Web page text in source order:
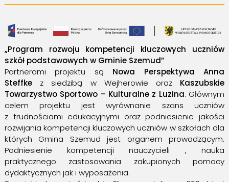
„Program rozwoju kompetencji kluczowych uczniów
szkół podstawowych w Gminie Szemud”
Partnerami projektu są Nowa Perspektywa Anna
Steffke z siedzibą w Wejherowie oraz Kaszubskie
Towarzystwo Sportowo – Kulturalne z Luzina. Głównym
celem projektu jest wyrównanie szans uczniów
z trudnościami edukacyjnymi oraz podniesienie jakości
rozwijania kompetencji kluczowych uczniów w szkołach dla
których Gmina Szemud jest organem prowadzącym.
Podniesienie kompetencji nauczycieli , nauka
praktycznego zastosowania zakupionych pomocy
dydaktycznych jak i wyposażenia.